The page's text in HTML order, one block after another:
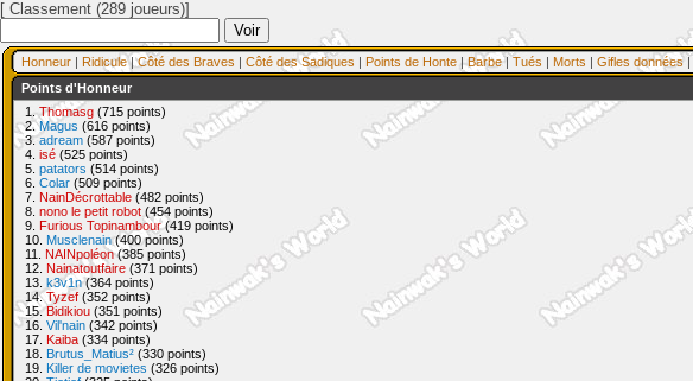
[ Classement (289 joueurs)]
Honneur | Ridicule|Côté des Braves | Côté des Sadiques | Points de Honte |Barbe| Tués | Morts | Gifles données |
Points d'Honneur
1. Thomasg (715 points)
2.Magus (616 points)
3.adream (587 points)
4. isé (525 points)
5. patators (514 points)
6. Colar (509 points)
7. NainDécrottable (482 points)
8. nono le petit robot (454 points)
9. Furious Topinambour(419 points)
10. Musclenain(400 points)
11. NAINpoléon(385 points)
12. Nainatoutfaire (371 points)
13. k3v1n(364 points)
14.Tyzef (352 points)
15.Bidikiou (351 points)
16. Vil'nain (342 points)
17. Kaiba (334 points)
18. Brutus_Matius² (330 points)
19. Killer de movietes (326 points)